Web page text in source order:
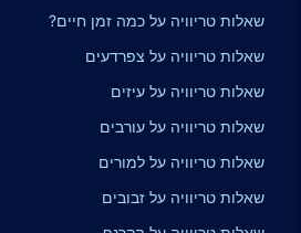
שאלות טריוויה על כמה זמן חיים?
שאלות טריוויה על צפרדעים
שאלות טריוויה על עיזים
שאלות טריוויה על עורבים
שאלות טריוויה על למורים
שאלות טריוויה על זבובים